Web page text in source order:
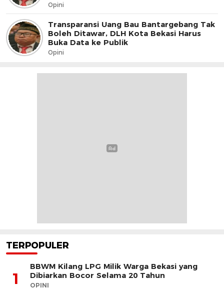
Opini
Transparansi Uang Bau Bantargebang Tak
Boleh Ditawar, DLH Kota Bekasi Harus
Buka Data ke Publik
Opini
TERPOPULER
1
BBWM Kilang LPG Milik Warga Bekasi yang
Dibiarkan Bocor Selama 20 Tahun
OPINI